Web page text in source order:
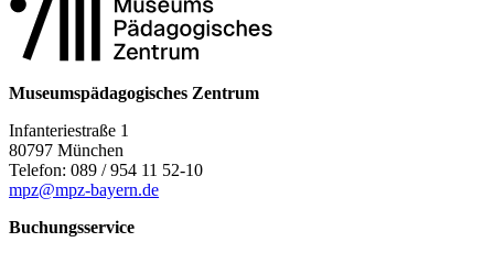
Museumspädagogisches Zentrum
Infanteriestraße 1
80797 München
Telefon: 089 / 954 11 52-10
mpz@mpz-bayern.de
Buchungsservice